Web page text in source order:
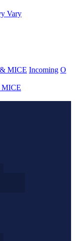
Vary
MICE Incoming О
MICE